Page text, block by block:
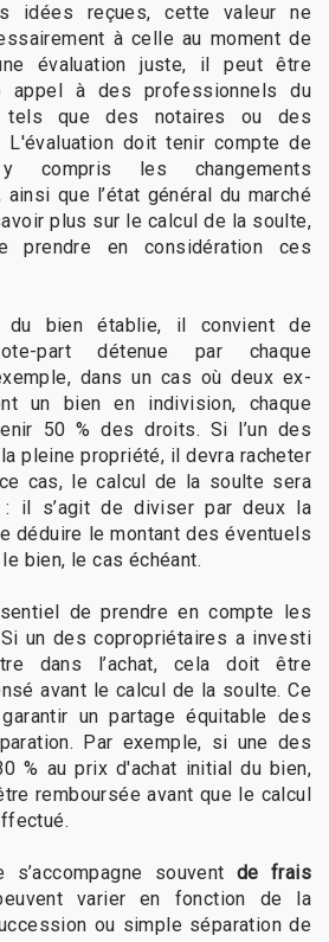
idées reçues, cette valeur ne
à celle au moment de
évaluation juste, il peut être
appel à des professionnels du
tels que des notaires ou des
L'évaluation doit tenir compte de
compris les changements
que l’état général du marché
plus sur le calcul de la soulte,
prendre en considération ces
bien établie, il convient de
part détenue par chaque
dans un cas où deux ex-
un bien en indivision, chaque
50 % des droits. Si l’un des
pleine propriété, il devra racheter
ce cas, le calcul de la soulte sera
: il s’agit de diviser par deux la
déduire le montant des éventuels
bien, le cas échéant.
de prendre en compte les
un des copropriétaires a investi
dans l’achat, cela doit être
avant le calcul de la soulte. Ce
un partage équitable des
Par exemple, si une des
% au prix d'achat initial du bien,
remboursée avant que le calcul
souvent de frais
varier en fonction de la
ou simple séparation de